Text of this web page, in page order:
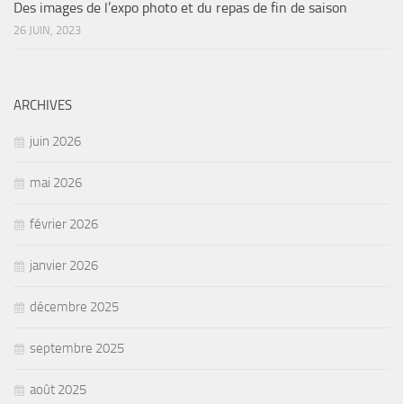
Des images de l’expo photo et du repas de fin de saison
26 JUIN, 2023
ARCHIVES
juin 2026
mai 2026
février 2026
janvier 2026
décembre 2025
septembre 2025
août 2025